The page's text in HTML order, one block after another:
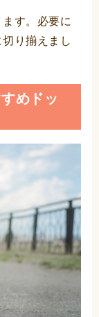
す。必要に
り揃えまし
めドッ